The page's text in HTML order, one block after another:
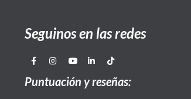
Seguinos en las redes
Puntuación y reseñas: